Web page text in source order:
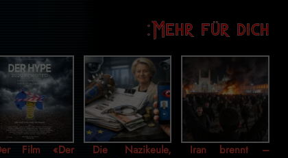
Mehr für dich:
Film «Der
Die Nazikeule,
Iran brennt –